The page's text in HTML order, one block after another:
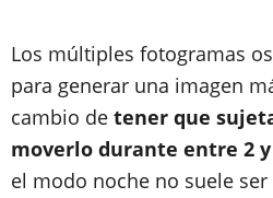
Los múltiples fotogramas
para generar una imagen
cambio de tener que
moverlo durante entre 2 y
el modo noche no suele